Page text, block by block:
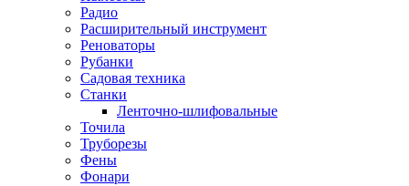
Радио
Расширительный инструмент
Реноваторы
Рубанки
Садовая техника
Станки
Ленточно-шлифовальные
Точила
Труборезы
Фены
Фонари